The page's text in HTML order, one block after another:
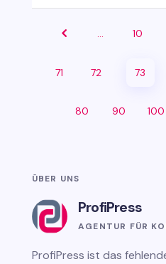
… 10
71 72 73
80 90 100
ÜBER UNS
ProfiPress
AGENTUR FÜR
ProfiPress ist das